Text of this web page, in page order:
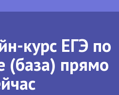
курс ЕГЭ по
(база) прямо